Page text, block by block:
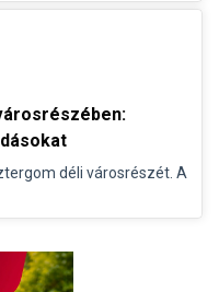
déli városrészét. A